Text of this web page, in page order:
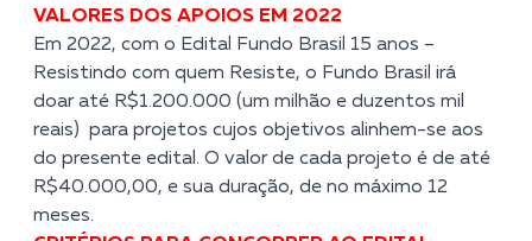
VALORES DOS APOIOS EM 2022
Em 2022, com o Edital Fundo Brasil 15 anos –
Resistindo com quem Resiste, o Fundo Brasil irá
doar até R$1.200.000 (um milhão e duzentos mil
reais) para projetos cujos objetivos alinhem-se aos
do presente edital. O valor de cada projeto é de até
R$40.000,00, e sua duração, de no máximo 12
meses.